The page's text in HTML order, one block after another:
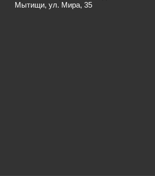
Мытищи, ул. Мира, 35